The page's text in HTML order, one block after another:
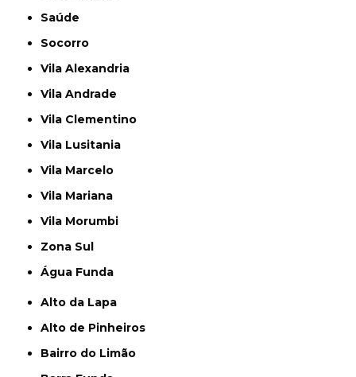
Saúde
Socorro
Vila Alexandria
Vila Andrade
Vila Clementino
Vila Lusitania
Vila Marcelo
Vila Mariana
Vila Morumbi
Zona Sul
Água Funda
Alto da Lapa
Alto de Pinheiros
Bairro do Limão